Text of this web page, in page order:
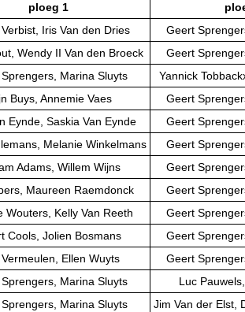
ploeg 1
Iris Van den Dries
Geert
Wendy II Van den Broeck
Geert
Marina Sluyts
Yannick
Buys, Annemie Vaes
Geert
Eynde, Saskia Van Eynde
Geert
Melanie Winkelmans
Geert
Adams, Willem Wijns
Geert
Maureen Raemdonck
Geert
Wouters, Kelly Van Reeth
Geert
Cools, Jolien Bosmans
Geert
Ellen Wuyts
Geert
Marina Sluyts
Luc
Marina Sluyts
Jim Van der Elst,